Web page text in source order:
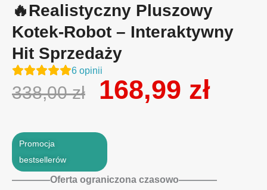
🔥Realistyczny Pluszowy
Kotek-Robot – Interaktywny
Hit Sprzedaży
6 opinii
338,00zł
Pierwotna
cena
338,00 zł.
168,99 zł
Promocja
bestsellerów
————Oferta ograniczona czasowo————